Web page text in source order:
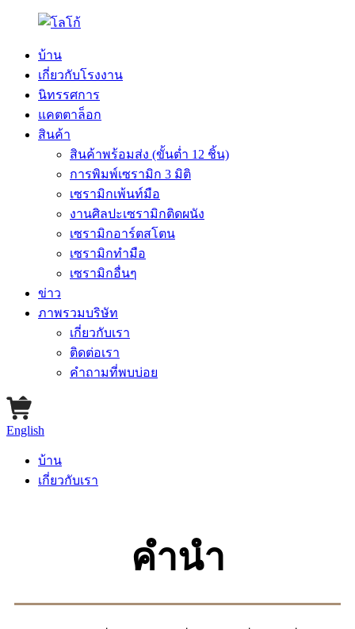
บ้าน
เกี่ยวกับโรงงาน
นิทรรศการ
แคตตาล็อก
สินค้า
สินค้าพร้อมส่ง (ขั้นต่ำ 12 ชิ้น)
การพิมพ์เซรามิก 3 มิติ
เซรามิกเพ้นท์มือ
งานศิลปะเซรามิกติดผนัง
เซรามิกอาร์ตสโตน
เซรามิกทำมือ
เซรามิกอื่นๆ
ข่าว
ภาพรวมบริษัท
เกี่ยวกับเรา
ติดต่อเรา
คำถามที่พบบ่อย
English
บ้าน
เกี่ยวกับเรา
คำนำ